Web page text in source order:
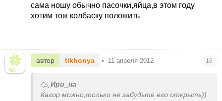
сама ношу обычно пасочки,яйца,в этом году
хотим тож колбаску положить
автор tikhonya • 11 апреля 2012 16
Ири_на
Кагор можно,только не забудьте его открыть))